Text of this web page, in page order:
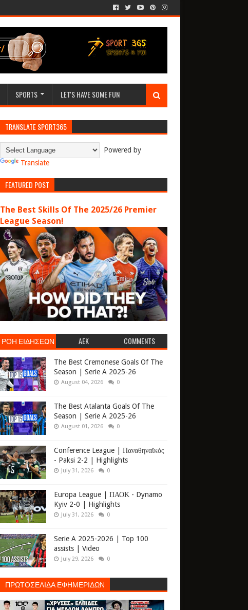
SPORTS LET'S HAVE SOME FUN
TRANSLATE SPORT365
Powered by
Translate
FEATURED POST
The Best Skills Of The 2025/26 Premier
League Season!
ΡΟΗ ΕΙΔΗΣΕΩΝ AEK COMMENTS
The Best Cremonese Goals Of The
Season | Serie A 2025-26
August 04, 2026 0
The Best Atalanta Goals Of The
Season | Serie A 2025-26
August 01, 2026 0
Conference League | Παναθηναϊκός
- Paksi 2-2 | Highlights
July 31, 2026 0
Europa League | ΠΑΟΚ - Dynamo
Kyiv 2-0 | Highlights
July 31, 2026 0
Serie A 2025-2026 | Top 100
assists | Video
July 29, 2026 0
ΠΡΩΤΟΣΕΛΙΔΑ ΕΦΗΜΕΡΙΔΩΝ